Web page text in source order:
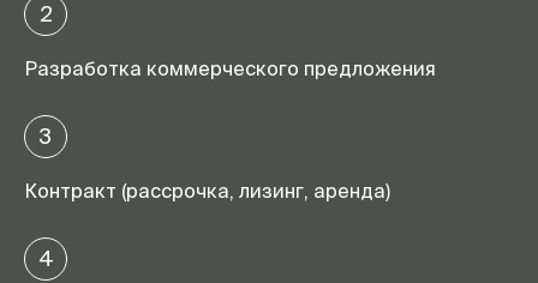
2
Разработка коммерческого предложения
3
Контракт (рассрочка, лизинг, аренда)
4